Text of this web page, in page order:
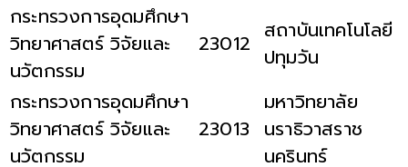
กระทรวงการอุดมศึกษา
วิทยาศาสตร์ วิจัยและ
นวัตกรรม
23012 สถาบันเทคโนโลยี
ปทุมวัน
กระทรวงการอุดมศึกษา
วิทยาศาสตร์ วิจัยและ
นวัตกรรม
23013
มหาวิทยาลัย
นราธิวาสราช
นครินทร์